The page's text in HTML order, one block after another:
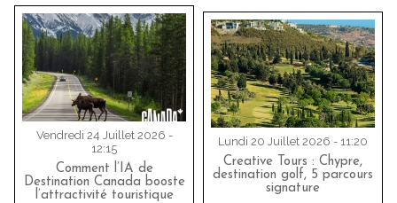
Vendredi 24 Juillet 2026 -
12:15
Comment l’IA de
Destination Canada booste
l’attractivité touristique
Lundi 20 Juillet 2026 - 11:20
Creative Tours : Chypre,
destination golf, 5 parcours
signature